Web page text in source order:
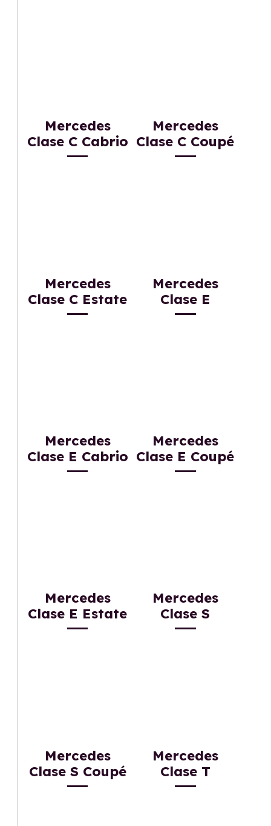
Mercedes
Clase C Cabrio
Mercedes
Clase C Coupé
Mercedes
Clase C Estate
Mercedes
Clase E
Mercedes
Clase E Cabrio
Mercedes
Clase E Coupé
Mercedes
Clase E Estate
Mercedes
Clase S
Mercedes
Clase S Coupé
Mercedes
Clase T